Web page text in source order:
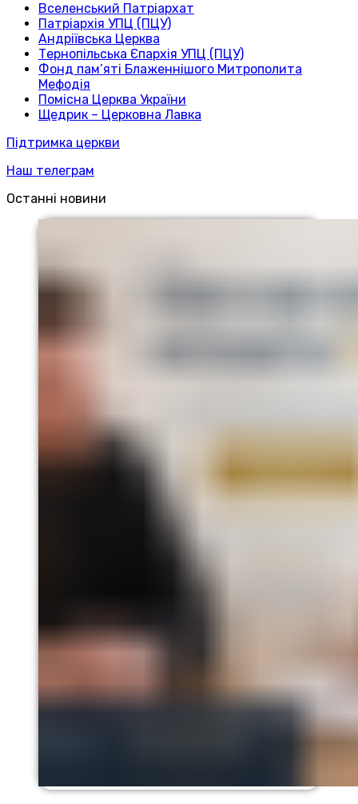
Вселенський Патріархат
Патріархія УПЦ (ПЦУ)
Андріївська Церква
Тернопільська Єпархія УПЦ (ПЦУ)
Фонд пам’яті Блаженнішого Митрополита
Мефодія
Помісна Церква України
Щедрик – Церковна Лавка
Підтримка церкви
Наш телеграм
Останні новини